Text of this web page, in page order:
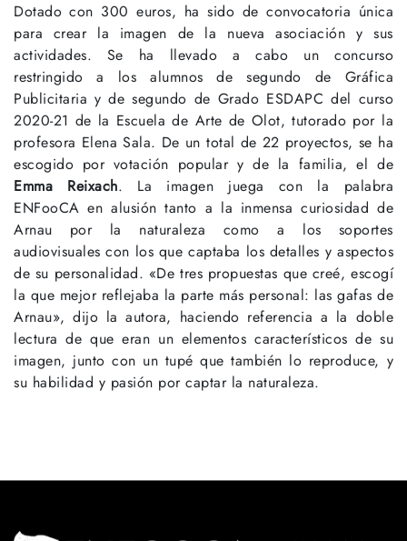
Dotado con 300 euros, ha sido de convocatoria única
para crear la imagen de la nueva asociación y sus
actividades. Se ha llevado a cabo un concurso
restringido a los alumnos de segundo de Gráfica
Publicitaria y de segundo de Grado ESDAPC del curso
2020-21 de la Escuela de Arte de Olot, tutorado por la
profesora Elena Sala. De un total de 22 proyectos, se ha
escogido por votación popular y de la familia, el de
Emma Reixach. La imagen juega con la palabra
ENFooCA en alusión tanto a la inmensa curiosidad de
Arnau por la naturaleza como a los soportes
audiovisuales con los que captaba los detalles y aspectos
de su personalidad. «De tres propuestas que creé, escogí
la que mejor reflejaba la parte más personal: las gafas de
Arnau», dijo la autora, haciendo referencia a la doble
lectura de que eran un elementos característicos de su
imagen, junto con un tupé que también lo reproduce, y
su habilidad y pasión por captar la naturaleza.